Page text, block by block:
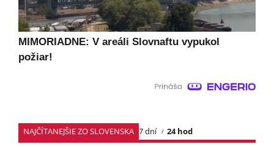
MIMORIADNE: V areáli Slovnaftu vypukol
požiar!
NAJČÍTANEJŠIE ZO SLOVENSKA 7 dní
24 hod